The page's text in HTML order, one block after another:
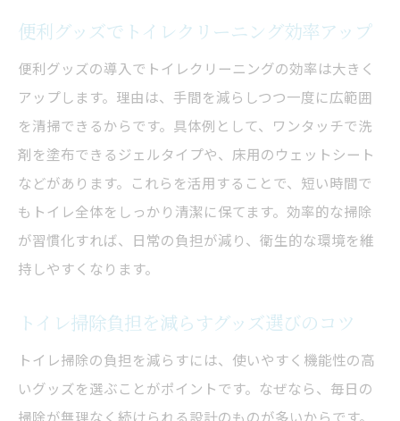
便利グッズでトイレクリーニング効率アップ
便利グッズの導入でトイレクリーニングの効率は大きく
アップします。理由は、手間を減らしつつ一度に広範囲
を清掃できるからです。具体例として、ワンタッチで洗
剤を塗布できるジェルタイプや、床用のウェットシート
などがあります。これらを活用することで、短い時間で
もトイレ全体をしっかり清潔に保てます。効率的な掃除
が習慣化すれば、日常の負担が減り、衛生的な環境を維
持しやすくなります。
トイレ掃除負担を減らすグッズ選びのコツ
トイレ掃除の負担を減らすには、使いやすく機能性の高
いグッズを選ぶことがポイントです。なぜなら、毎日の
掃除が無理なく続けられる設計のものが多いからです。